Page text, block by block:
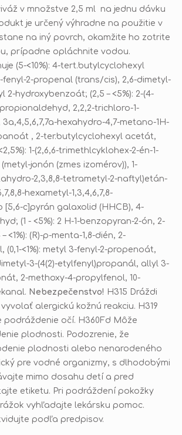
v množstve 2,5 ml na jednu dávku
je určený výhradne na použitie v
na iný povrch, okamžite ho zotrite
prípadne opláchnite vodou.
(5-<10%): 4-tert.butylcyclohexyl
2-propenal (trans/cis), 2,6-dimetyl-
2-hydroxybenzoát; (2,5 – <5%): 2-(4-
2,2,2-trichloro-1-
hexahydro-4,7-metano-1H-
, 2-ter.butylcyclohexyl acetát,
1-(2,6,6-trimethlcyklohex-2-én-1-
jonón (zmes izomérov)), 1-
2,3,8,8-tetrametyl-2-naftyl)etán-
hexametyl-1,3,4,6,7,8-
[5,6-c]pyrán galaxolid (HHCB), 4-
(1 - <5%): 2 H-1-benzopyran-2-ón, 2-
<1%): (R)-p-menta-1,8-dién, 2-
(0,1-<1%): metyl 3-fenyl-2-propenoát,
3-(4(2)-etylfenyl)propanál, allyl 3-
2-methoxy-4-propylfenol, 10-
Nebezpečenstvo! H315 Dráždi
vyvolať alergickú kožnú reakciu. H319
podráždenie očí. H360Fd Môže
plodnosti. Podozrenie, že
plodnosti alebo nenarodeného
pre vodné organizmy, s dlhodobými
mimo dosahu detí a pred
etiketu. Pri podráždení pokožky
vyhľadajte lekársku pomoc.
podľa predpisov.